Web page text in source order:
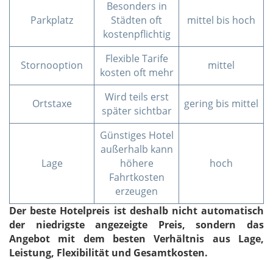
Parkplatz
Besonders in
Städten oft
kostenpflichtig
mittel bis hoch
Stornooption
Flexible Tarife
kosten oft mehr
mittel
Ortstaxe
Wird teils erst
später sichtbar
gering bis mittel
Lage
Günstiges Hotel
außerhalb kann
höhere
Fahrtkosten
erzeugen
hoch
Der beste Hotelpreis ist deshalb nicht automatisch
der niedrigste angezeigte Preis, sondern das
Angebot mit dem besten Verhältnis aus Lage,
Leistung, Flexibilität und Gesamtkosten.